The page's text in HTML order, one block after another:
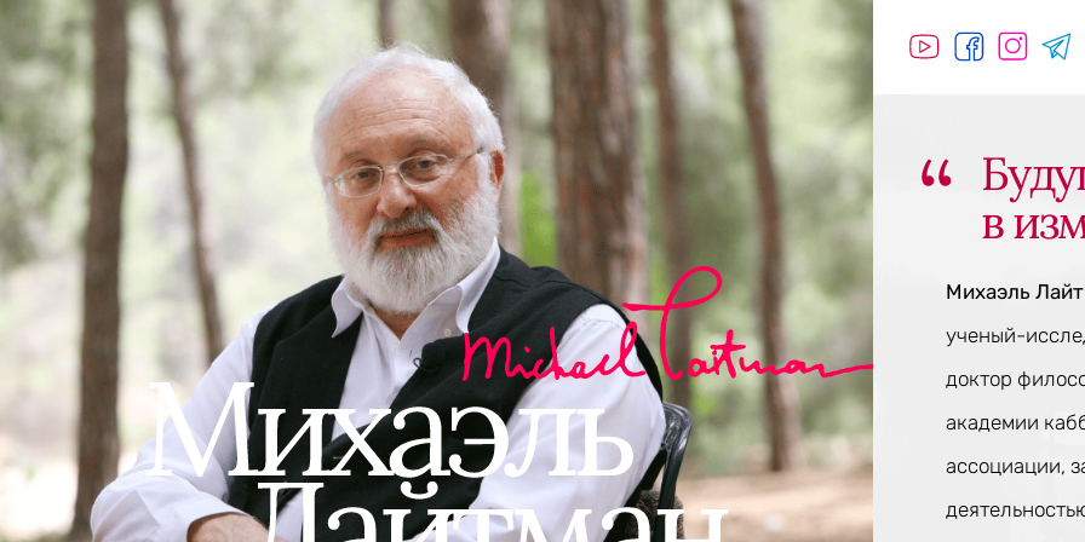
в
Михаэль
ученый-
доктор
академии
ассоциации,